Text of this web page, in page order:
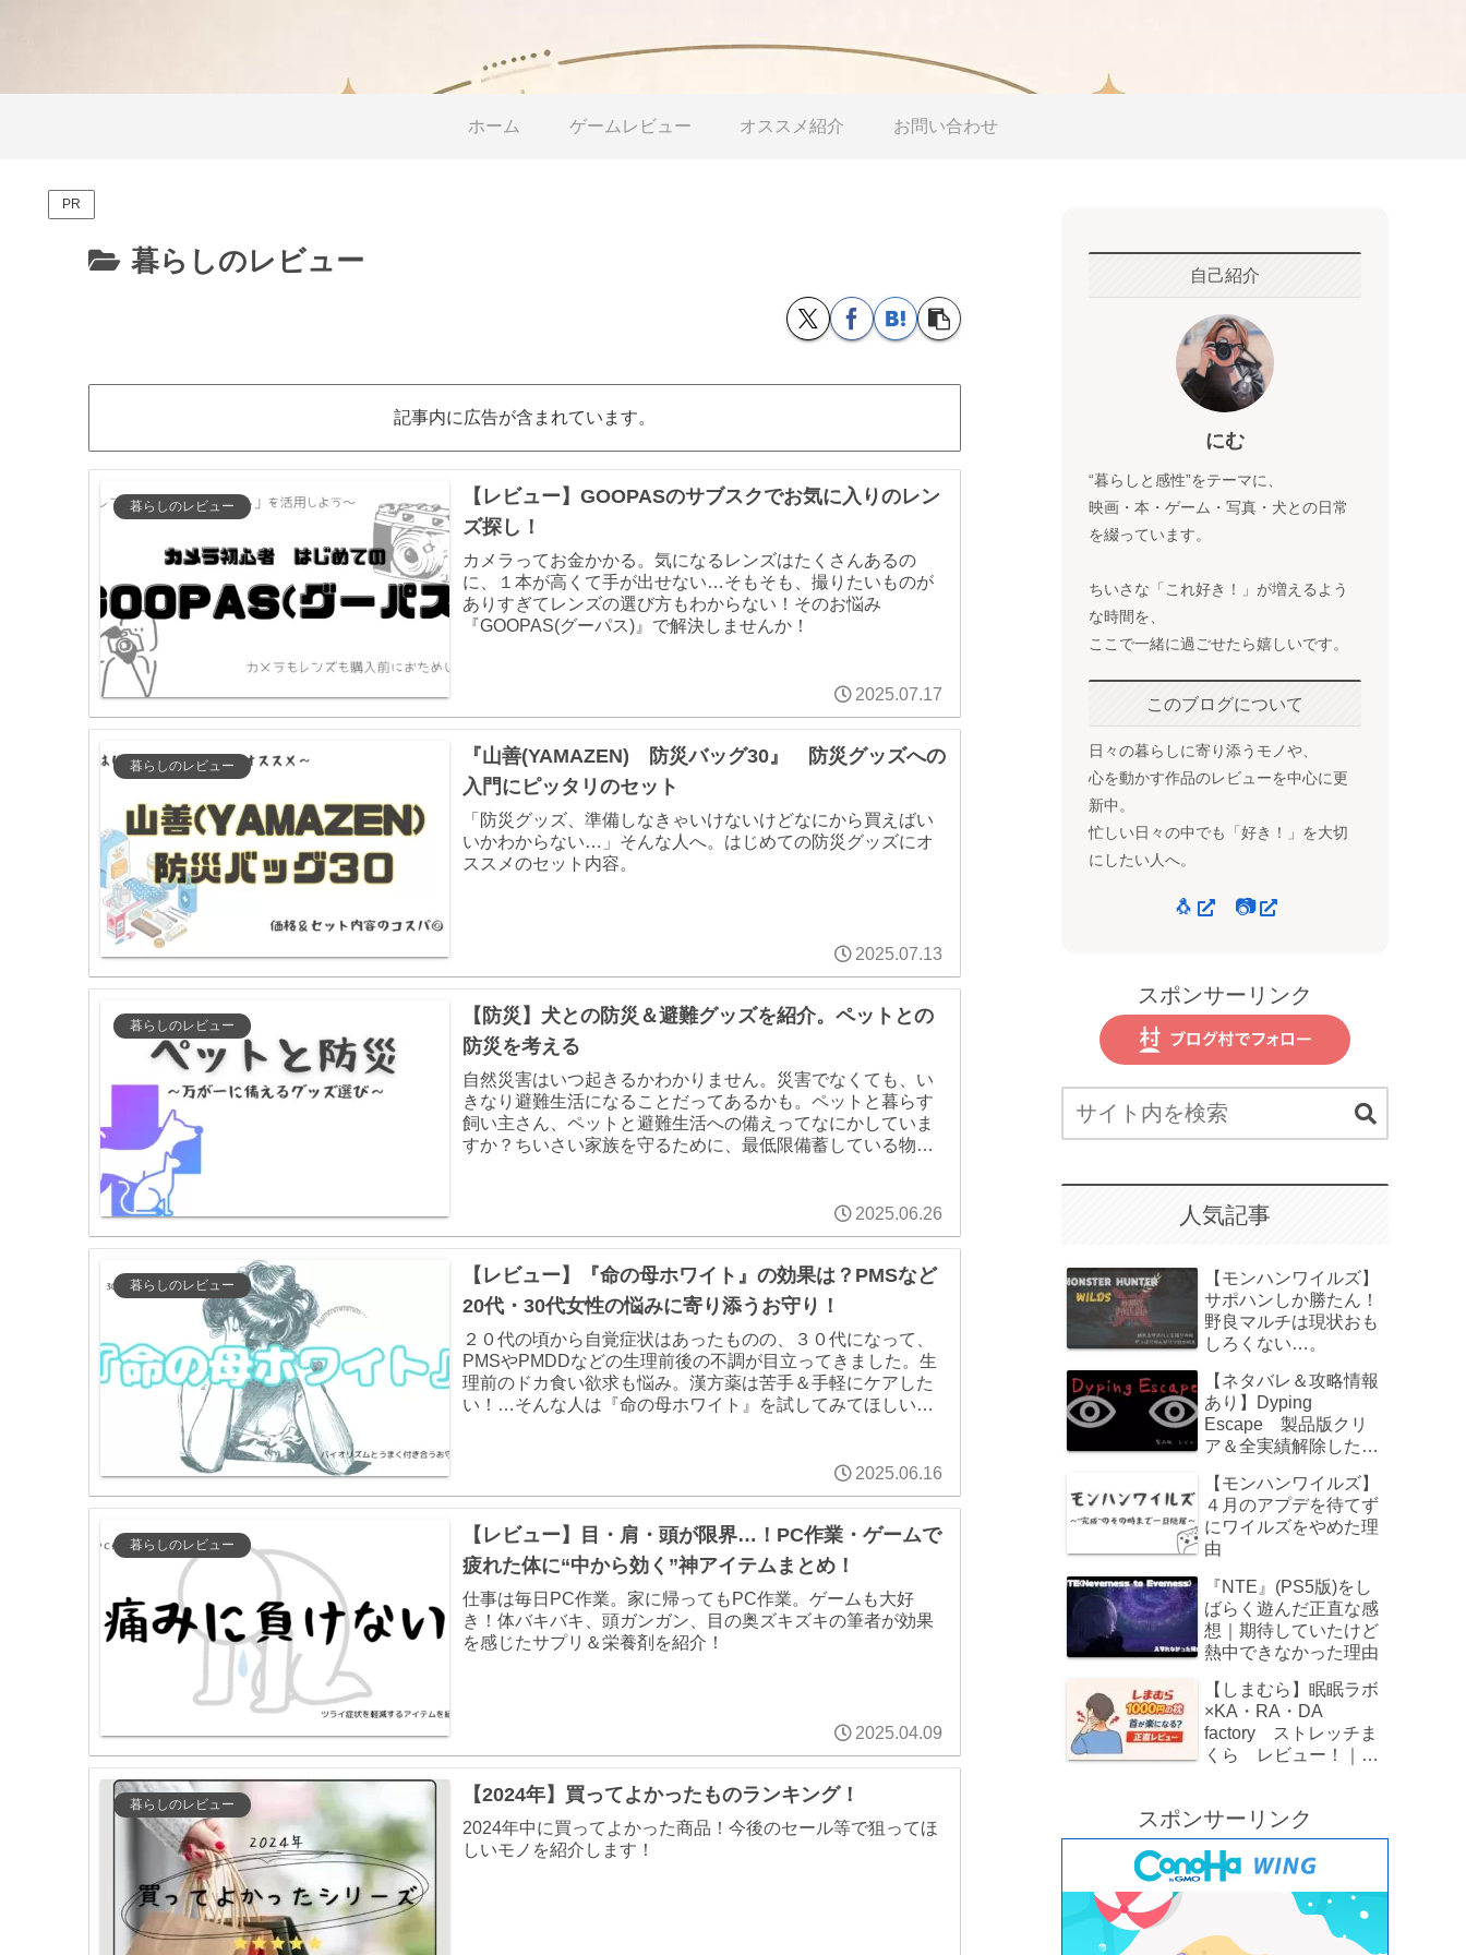
ホーム ゲームレビュー オススメ紹介 お問い合わせ
PR
暮らしのレビュー
記事内に広告が含まれています。
暮らしのレビュー
【レビュー】GOOPASのサブスクでお気に入りのレン
ズ探し！
カメラってお金かかる。気になるレンズはたくさんあるの
に、１本が高くて手が出せない…そもそも、撮りたいものが
ありすぎてレンズの選び方もわからない！そのお悩み
『GOOPAS(グーパス)』で解決しませんか！
2025.07.17
暮らしのレビュー
『山善(YAMAZEN) 防災バッグ30』 防災グッズへの
入門にピッタリのセット
「防災グッズ、準備しなきゃいけないけどなにから買えばい
いかわからない…」そんな人へ。はじめての防災グッズにオ
ススメのセット内容。
2025.07.13
暮らしのレビュー
【防災】犬との防災＆避難グッズを紹介。ペットとの
防災を考える
自然災害はいつ起きるかわかりません。災害でなくても、い
きなり避難生活になることだってあるかも。ペットと暮らす
飼い主さん、ペットと避難生活への備えってなにかしていま
すか？ちいさい家族を守るために、最低限備蓄している物品
2025.06.26
暮らしのレビュー
【レビュー】『命の母ホワイト』の効果は？PMSなど
20代・30代女性の悩みに寄り添うお守り！
２０代の頃から自覚症状はあったものの、３０代になって、
PMSやPMDDなどの生理前後の不調が目立ってきました。生
理前のドカ食い欲求も悩み。漢方薬は苦手＆手軽にケアした
い！…そんな人は『命の母ホワイト』を試してみてほしい！
2025.06.16
暮らしのレビュー
【レビュー】目・肩・頭が限界…！PC作業・ゲームで
疲れた体に“中から効く”神アイテムまとめ！
仕事は毎日PC作業。家に帰ってもPC作業。ゲームも大好
き！体バキバキ、頭ガンガン、目の奥ズキズキの筆者が効果
を感じたサプリ＆栄養剤を紹介！
2025.04.09
暮らしのレビュー 【2024年】買ってよかったものランキング！
2024年中に買ってよかった商品！今後のセール等で狙ってほ
しいモノを紹介します！
自己紹介
にむ
“暮らしと感性”をテーマに、
映画・本・ゲーム・写真・犬との日常
を綴っています。
ちいさな「これ好き！」が増えるよう
な時間を、
ここで一緒に過ごせたら嬉しいです。
このブログについて
日々の暮らしに寄り添うモノや、
心を動かす作品のレビューを中心に更
新中。
忙しい日々の中でも「好き！」を大切
にしたい人へ。
🐧 📷
スポンサーリンク
人気記事
【モンハンワイルズ】
サポハンしか勝たん！
野良マルチは現状おも
しろくない…。
【ネタバレ＆攻略情報
あり】Dyping
Escape 製品版クリ
ア＆全実績解除したの
【モンハンワイルズ】
４月のアプデを待てず
にワイルズをやめた理
由
『NTE』(PS5版)をし
ばらく遊んだ正直な感
想｜期待していたけど
熱中できなかった理由
【しまむら】眠眠ラボ
×KA・RA・DA
factory ストレッチま
くら レビュー！｜
スポンサーリンク